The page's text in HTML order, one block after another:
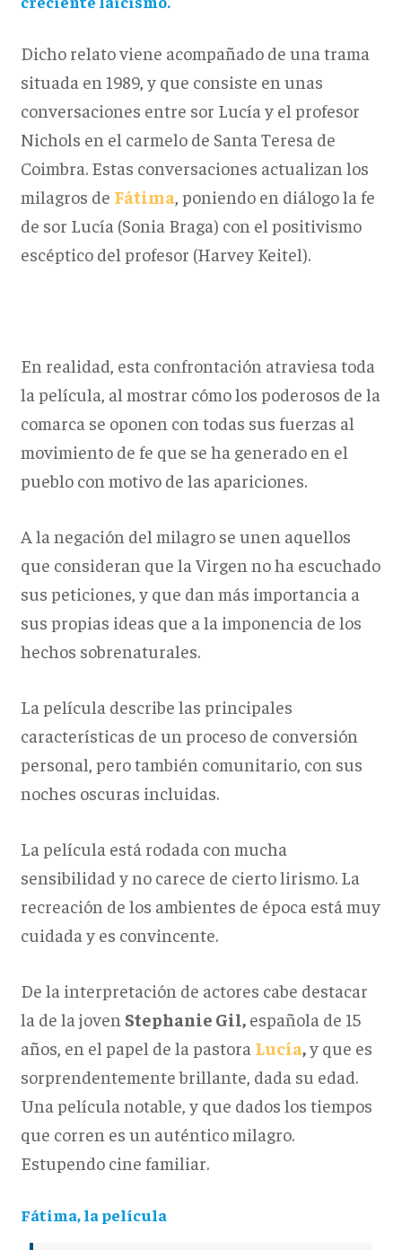
Dicho relato viene acompañado de una trama
situada en 1989, y que consiste en unas
conversaciones entre sor Lucía y el profesor
Nichols en el carmelo de Santa Teresa de
Coimbra. Estas conversaciones actualizan los
milagros de Fátima, poniendo en diálogo la fe
de sor Lucía (Sonia Braga) con el positivismo
escéptico del profesor (Harvey Keitel).
En realidad, esta confrontación atraviesa toda
la película, al mostrar cómo los poderosos de la
comarca se oponen con todas sus fuerzas al
movimiento de fe que se ha generado en el
pueblo con motivo de las apariciones.
A la negación del milagro se unen aquellos
que consideran que la Virgen no ha escuchado
sus peticiones, y que dan más importancia a
sus propias ideas que a la imponencia de los
hechos sobrenaturales.
La película describe las principales
características de un proceso de conversión
personal, pero también comunitario, con sus
noches oscuras incluidas.
La película está rodada con mucha
sensibilidad y no carece de cierto lirismo. La
recreación de los ambientes de época está muy
cuidada y es convincente.
De la interpretación de actores cabe destacar
la de la joven Stephanie Gil,española de 15
años, en el papel de la pastora Lucía,y que es
sorprendentemente brillante, dada su edad.
Una película notable, y que dados los tiempos
que corren es un auténtico milagro.
Estupendo cine familiar.
Fátima, la película